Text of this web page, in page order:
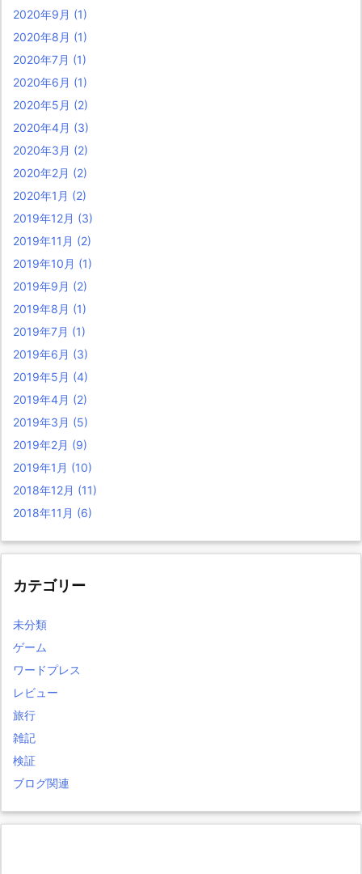
2020年9月 (1)
2020年8月 (1)
2020年7月 (1)
2020年6月 (1)
2020年5月 (2)
2020年4月 (3)
2020年3月 (2)
2020年2月 (2)
2020年1月 (2)
2019年12月 (3)
2019年11月 (2)
2019年10月 (1)
2019年9月 (2)
2019年8月 (1)
2019年7月 (1)
2019年6月 (3)
2019年5月 (4)
2019年4月 (2)
2019年3月 (5)
2019年2月 (9)
2019年1月 (10)
2018年12月 (11)
2018年11月 (6)
カテゴリー
未分類
ゲーム
ワードプレス
レビュー
旅行
雑記
検証
ブログ関連